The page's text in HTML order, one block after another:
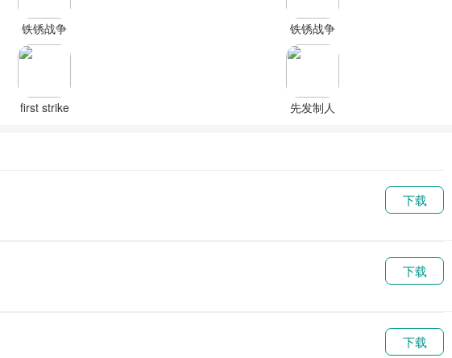
铁锈战争
全汉化版
铁锈战争
联机版
1.15下载
first strike
先发制人
下载
下载
下载